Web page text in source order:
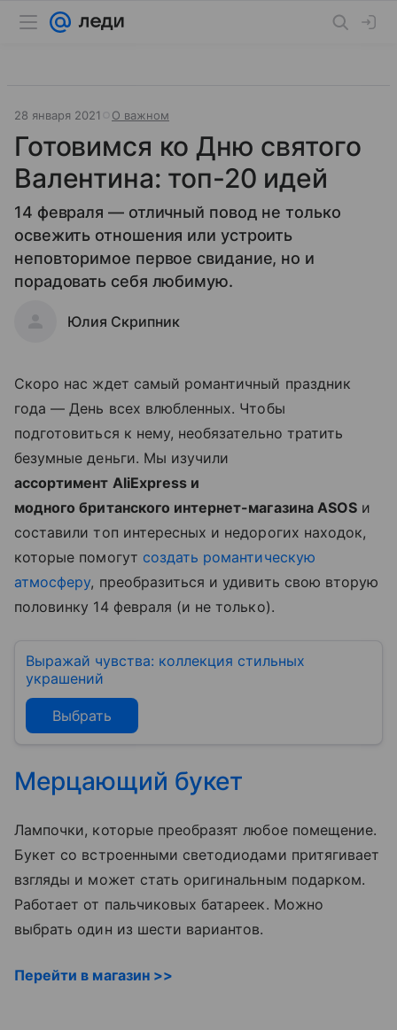
28 января 2021 О важном
Готовимся ко Дню святого
Валентина: топ-20 идей
14 февраля — отличный повод не только
освежить отношения или устроить
неповторимое первое свидание, но и
порадовать себя любимую.
Юлия Скрипник
Скоро нас ждет самый романтичный праздник
года — День всех влюбленных. Чтобы
подготовиться к нему, необязательно тратить
безумные деньги. Мы изучили
ассортимент AliExpress и
модного британского интернет-магазина ASOS и
составили топ интересных и недорогих находок,
которые помогут создать романтическую
атмосферу, преобразиться и удивить свою вторую
половинку 14 февраля (и не только).
Выражай чувства: коллекция стильных
украшений
Выбрать
Мерцающий букет
Лампочки, которые преобразят любое помещение.
Букет со встроенными светодиодами притягивает
взгляды и может стать оригинальным подарком.
Работает от пальчиковых батареек. Можно
выбрать один из шести вариантов.
Перейти в магазин >>